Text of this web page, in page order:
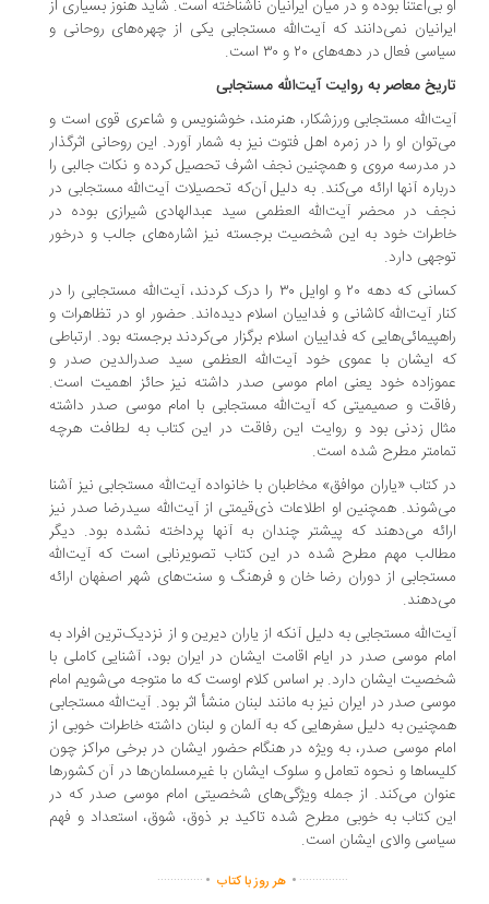
بی‌اعتنا بوده و در میان ایرانیان ناشناخته است. شاید هنوز بسیاری از
نمی‌دانند که آیت‌الله مستجابی یکی از چهره‌های روحانی و
فعال در دهه‌های ۲۰ و ۳۰ است.
معاصر به روایت آیت‌الله مستجابی
مستجابی ورزشکار، هنرمند، خوشنویس و شاعری قوی است و
او را در زمره اهل فتوت نیز به شمار آورد. این روحانی اثرگذار
مدرسه مروی و همچنین نجف اشرف تحصیل کرده و نکات جالبی را
آنها ارائه می‌کند. به دلیل آن‌که تحصیلات آیت‌الله مستجابی در
در محضر آیت‌الله العظمی سید عبدالهادی شیرازی بوده در
خود به این شخصیت برجسته نیز اشاره‌های جالب و درخور
دارد.
کسانی که دهه ۲۰ و اوایل ۳۰ را درک کردند، آیت‌الله مستجابی را در
آیت‌الله کاشانی و فداییان اسلام دیده‌اند. حضور او در تظاهرات و
که فداییان اسلام برگزار می‌کردند برجسته بود. ارتباطی
ایشان با عموی خود آیت‌الله العظمی سید صدرالدین صدر و
خود یعنی امام موسی صدر داشته نیز حائز اهمیت است.
و صمیمیتی که آیت‌الله مستجابی با امام موسی صدر داشته
زدنی بود و روایت این رفاقت در این کتاب به لطافت هرچه
مطرح شده است.
کتاب «یاران موافق» مخاطبان با خانواده آیت‌الله مستجابی نیز آشنا
همچنین او اطلاعات ذی‌قیمتی از آیت‌الله سیدرضا صدر نیز
می‌دهند که پیشتر چندان به آنها پرداخته نشده بود. دیگر
مهم مطرح شده در این کتاب تصویرنابی است که آیت‌الله
از دوران رضا خان و فرهنگ و سنت‌های شهر اصفهان ارائه
مستجابی به دلیل آنکه از یاران دیرین و از نزدیک‌ترین افراد به
موسی صدر در ایام اقامت ایشان در ایران بود، آشنایی کاملی با
ایشان دارد. بر اساس کلام اوست که ما متوجه می‌شویم امام
صدر در ایران نیز به مانند لبنان منشأ اثر بود. آیت‌الله مستجابی
به دلیل سفرهایی که به آلمان و لبنان داشته خاطرات خوبی از
موسی صدر، به ویژه در هنگام حضور ایشان در برخی مراکز چون
و نحوه تعامل و سلوک ایشان با غیرمسلمان‌ها در آن کشورها
می‌کند. از جمله ویژگی‌های شخصیتی امام موسی صدر که در
کتاب به خوبی مطرح شده تاکید بر ذوق، شوق، استعداد و فهم
والای ایشان است.
...............
. هر روز با کتاب.
..............